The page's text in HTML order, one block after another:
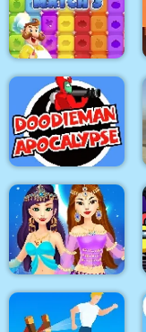
The Smurfs Skate
Rush
Food Tiles Match 3
DoodieMan
Apocalypse